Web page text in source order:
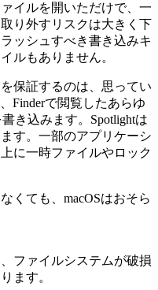
イルを開いただけで、一
り外すリスクは大きく下
ッシュすべき書き込みキ
ルもありません。
保証するのは、思ってい
Finderで閲覧したあらゆ
き込みます。Spotlightは
す。一部のアプリケーシ
に一時ファイルやロック
くても、macOSはおそら
ファイルシステムが破損
ます。